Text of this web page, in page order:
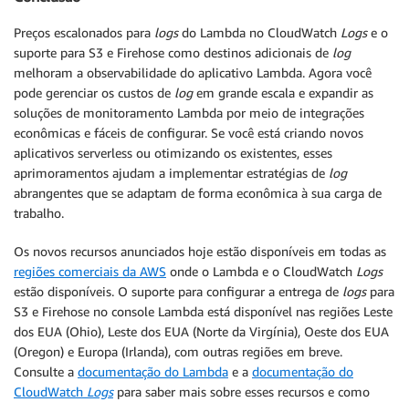
Preços escalonados para logsdo Lambda no CloudWatch Logse o
suporte para S3 e Firehose como destinos adicionais de log
melhoram a observabilidade do aplicativo Lambda. Agora você
pode gerenciar os custos de logem grande escala e expandir as
soluções de monitoramento Lambda por meio de integrações
econômicas e fáceis de configurar. Se você está criando novos
aplicativos serverless ou otimizando os existentes, esses
aprimoramentos ajudam a implementar estratégias de log
abrangentes que se adaptam de forma econômica à sua carga de
trabalho.
Os novos recursos anunciados hoje estão disponíveis em todas as
regiões comerciais da AWS onde o Lambda e o CloudWatch Logs
estão disponíveis. O suporte para configurar a entrega de logspara
S3 e Firehose no console Lambda está disponível nas regiões Leste
dos EUA (Ohio), Leste dos EUA (Norte da Virgínia), Oeste dos EUA
(Oregon) e Europa (Irlanda), com outras regiões em breve.
Consulte a documentação do Lambda e a documentação do
CloudWatch Logspara saber mais sobre esses recursos e como